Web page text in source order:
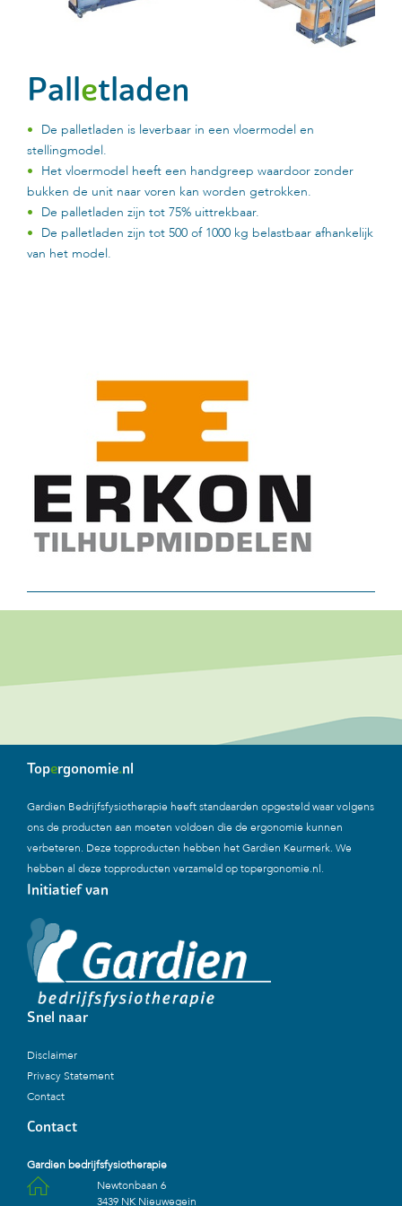
Palletladen
De palletladen is leverbaar in een vloermodel en
stellingmodel.
Het vloermodel heeft een handgreep waardoor zonder
bukken de unit naar voren kan worden getrokken.
De palletladen zijn tot 75% uittrekbaar.
De palletladen zijn tot 500 of 1000 kg belastbaar afhankelijk
van het model.
Topergonomie.nl
Gardien Bedrijfsfysiotherapie heeft standaarden opgesteld waar volgens
ons de producten aan moeten voldoen die de ergonomie kunnen
verbeteren. Deze topproducten hebben het Gardien Keurmerk. We
hebben al deze topproducten verzameld op topergonomie.nl.
Initiatief van
Snel naar
Disclaimer
Privacy Statement
Contact
Contact
Gardien bedrijfsfysiotherapie
Newtonbaan 6
3439 NK Nieuwegein